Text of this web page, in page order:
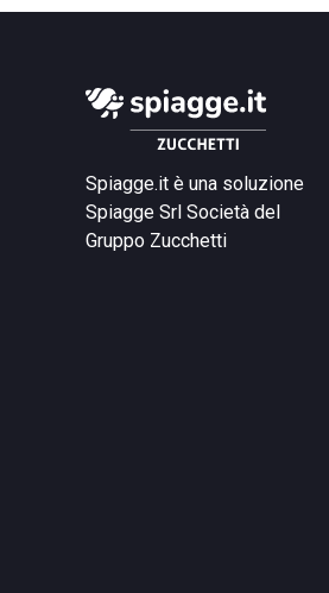
Spiagge.it è una soluzione
Spiagge Srl Società del
Gruppo Zucchetti